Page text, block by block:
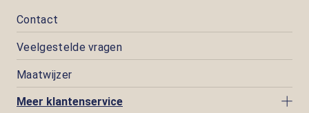
Contact
Veelgestelde vragen
Maatwijzer
Meer klantenservice